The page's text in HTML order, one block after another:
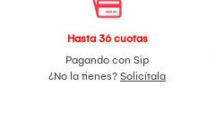
Hasta 36 cuotas
Pagando con Sip
¿No la tienes? Solicítala